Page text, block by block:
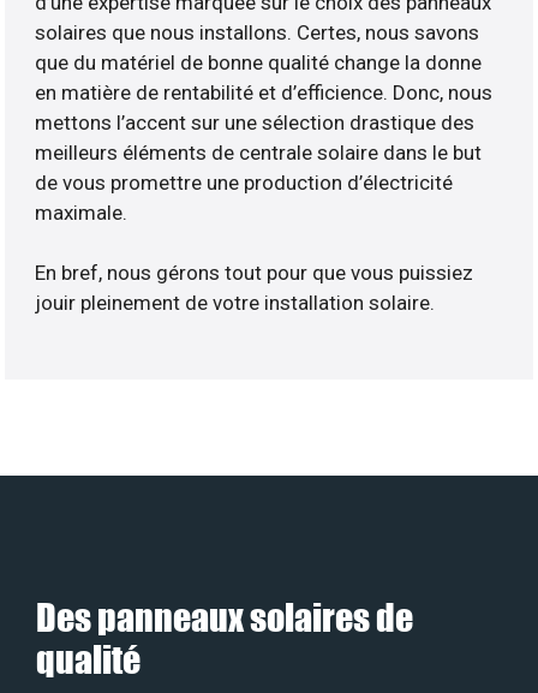
solaires que nous installons. Certes, nous savons
que du matériel de bonne qualité change la donne
en matière de rentabilité et d’efficience. Donc, nous
mettons l’accent sur une sélection drastique des
meilleurs éléments de centrale solaire dans le but
de vous promettre une production d’électricité
maximale.
En bref, nous gérons tout pour que vous puissiez
jouir pleinement de votre installation solaire.
Des panneaux solaires de
qualité